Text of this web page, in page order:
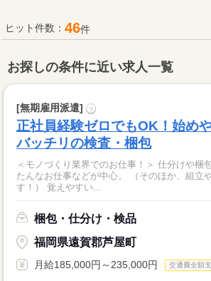
ヒット件数： 46件
お探しの条件に近い求人一覧
[無期雇用派遣] ?
正社員経験ゼロでもOK！始め
バッチリの検査・梱包
＜モノづくり業界でのお仕事！＞ 仕分けや梱包、包装といった かん
たんなお仕事などが中心。 （そのほか、組立
す！） 覚えやすい...
梱包・仕分け・検品
福岡県遠賀郡芦屋町
月給185,000円～235,000円 交通費全額